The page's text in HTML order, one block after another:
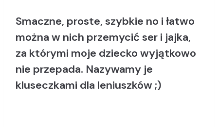
Smaczne, proste, szybkie no i łatwo
można w nich przemycić ser i jajka,
za którymi moje dziecko wyjątkowo
nie przepada. Nazywamy je
kluseczkami dla leniuszków ;)